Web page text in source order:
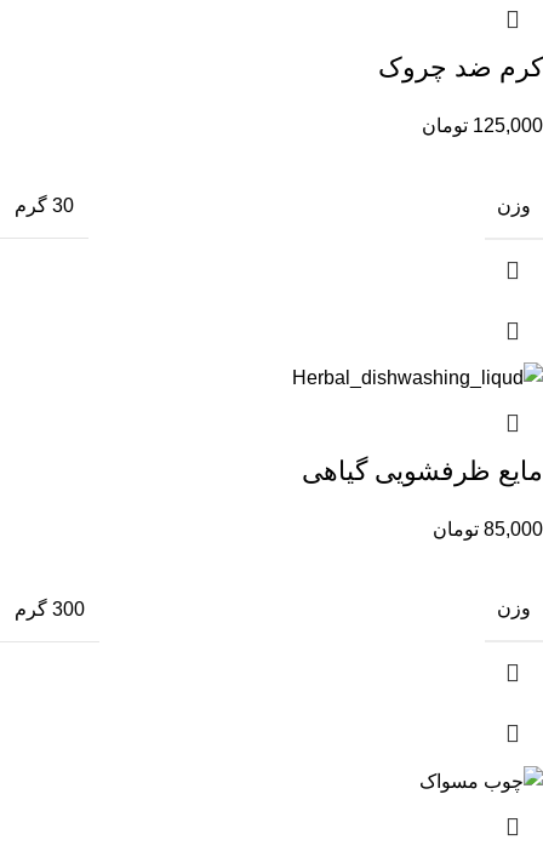
کرم ضد چروک
125,000 تومان
وزن 30 گرم
مایع ظرفشویی گیاهی
85,000 تومان
وزن 300 گرم